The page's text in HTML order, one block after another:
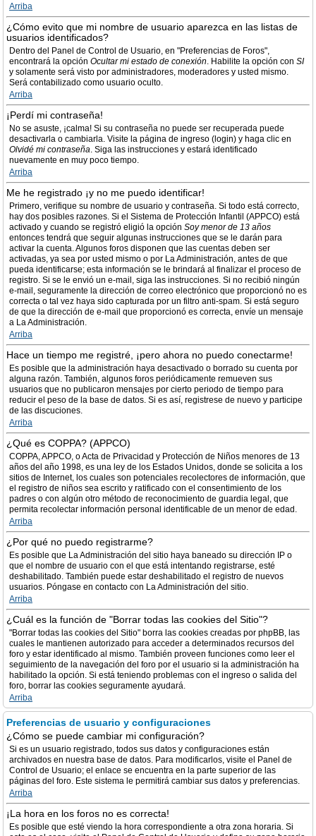
Arriba
¿Cómo evito que mi nombre de usuario aparezca en las listas de
usuarios identificados?
Dentro del Panel de Control de Usuario, en "Preferencias de Foros",
encontrará la opción Ocultar mi estado de conexión. Habilite la opción con SI
y solamente será visto por administradores, moderadores y usted mismo.
Será contabilizado como usuario oculto.
Arriba
¡Perdí mi contraseña!
No se asuste, ¡calma! Si su contraseña no puede ser recuperada puede
desactivarla o cambiarla. Visite la página de ingreso (login) y haga clic en
Olvidé mi contraseña. Siga las instrucciones y estará identificado
nuevamente en muy poco tiempo.
Arriba
Me he registrado ¡y no me puedo identificar!
Primero, verifique su nombre de usuario y contraseña. Si todo está correcto,
hay dos posibles razones. Si el Sistema de Protección Infantil (APPCO) está
activado y cuando se registró eligió la opción Soy menor de 13 años
entonces tendrá que seguir algunas instrucciones que se le darán para
activar la cuenta. Algunos foros disponen que las cuentas deben ser
activadas, ya sea por usted mismo o por La Administración, antes de que
pueda identificarse; esta información se le brindará al finalizar el proceso de
registro. Si se le envió un e-mail, siga las instrucciones. Si no recibió ningún
e-mail, seguramente la dirección de correo electrónico que proporcionó no es
correcta o tal vez haya sido capturada por un filtro anti-spam. Si está seguro
de que la dirección de e-mail que proporcionó es correcta, envíe un mensaje
a La Administración.
Arriba
Hace un tiempo me registré, ¡pero ahora no puedo conectarme!
Es posible que la administración haya desactivado o borrado su cuenta por
alguna razón. También, algunos foros periódicamente remueven sus
usuarios que no publicaron mensajes por cierto periodo de tiempo para
reducir el peso de la base de datos. Si es así, registrese de nuevo y participe
de las discuciones.
Arriba
¿Qué es COPPA? (APPCO)
COPPA, APPCO, o Acta de Privacidad y Protección de Niños menores de 13
años del año 1998, es una ley de los Estados Unidos, donde se solicita a los
sitios de Internet, los cuales son potenciales recolectores de información, que
el registro de niños sea escrito y ratificado con el consentimiento de los
padres o con algún otro método de reconocimiento de guardia legal, que
permita recolectar información personal identificable de un menor de edad.
Arriba
¿Por qué no puedo registrarme?
Es posible que La Administración del sitio haya baneado su dirección IP o
que el nombre de usuario con el que está intentando registrarse, esté
deshabilitado. También puede estar deshabilitado el registro de nuevos
usuarios. Póngase en contacto con La Administración del sitio.
Arriba
¿Cuál es la función de "Borrar todas las cookies del Sitio"?
"Borrar todas las cookies del Sitio" borra las cookies creadas por phpBB, las
cuales le mantienen autorizado para acceder a determinados recursos del
foro y estar identificado al mismo. También proveen funciones como leer el
seguimiento de la navegación del foro por el usuario si la administración ha
habilitado la opción. Si está teniendo problemas con el ingreso o salida del
foro, borrar las cookies seguramente ayudará.
Arriba
Preferencias de usuario y configuraciones
¿Cómo se puede cambiar mi configuración?
Si es un usuario registrado, todos sus datos y configuraciones están
archivados en nuestra base de datos. Para modificarlos, visite el Panel de
Control de Usuario; el enlace se encuentra en la parte superior de las
páginas del foro. Este sistema le permitirá cambiar sus datos y preferencias.
Arriba
¡La hora en los foros no es correcta!
Es posible que esté viendo la hora correspondiente a otra zona horaria. Si